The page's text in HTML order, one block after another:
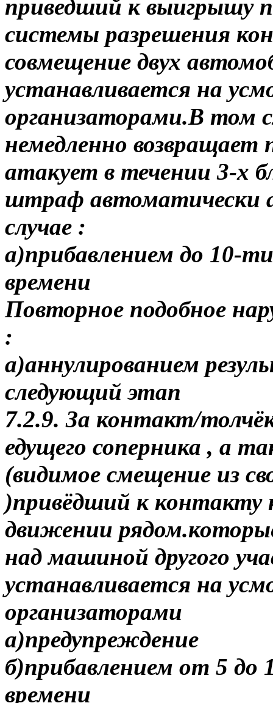
приведший к выигрышу
системы разрешения
совмещение двух
устанавливается на
организаторами.В том
немедленно
атакует в течении 3-х
штраф автоматически
случае :
а)прибавлением до 10-
времени
Повторное подобное
:
а)аннулированием
следующий этап
7.2.9. За контакт/
едущего соперника , а
(видимое смещение из
)привёдший к
движении
над машиной другого
устанавливается на
организаторами
а)предупреждение
б)прибавлением от 5 до
времени